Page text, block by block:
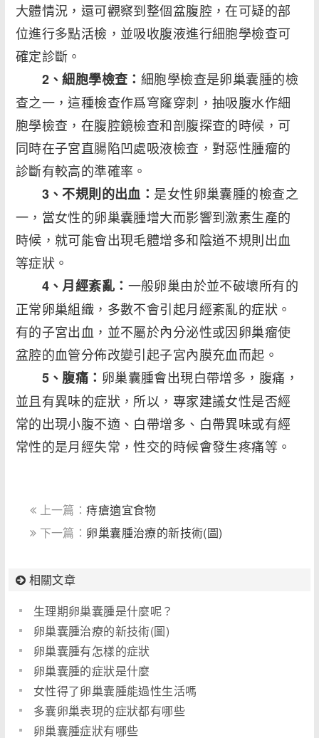
大體情況，還可觀察到整個盆腹腔，在可疑的部
位進行多點活檢，並吸收腹液進行細胞學檢查可
確定診斷。
2、細胞學檢查： 細胞學檢查是卵巢囊腫的檢
查之一，這種檢查作爲穹窿穿刺，抽吸腹水作細
胞學檢查，在腹腔鏡檢查和剖腹探查的時候，可
同時在子宮直腸陷凹處吸液檢查，對惡性腫瘤的
診斷有較高的準確率。
3、不規則的出血： 是女性卵巢囊腫的檢查之
一，當女性的卵巢囊腫增大而影響到激素生產的
時候，就可能會出現毛體增多和陰道不規則出血
等症狀。
4、月經紊亂： 一般卵巢由於並不破壞所有的
正常卵巢組織，多數不會引起月經紊亂的症狀。
有的子宮出血，並不屬於內分泌性或因卵巢瘤使
盆腔的血管分佈改變引起子宮內膜充血而起。
5、腹痛： 卵巢囊腫會出現白帶增多，腹痛，
並且有異味的症狀，所以，專家建議女性是否經
常的出現小腹不適、白帶增多、白帶異味或有經
常性的是月經失常，性交的時候會發生疼痛等。
上一篇：痔瘡適宜食物
下一篇： 卵巢囊腫治療的新技術(圖)
相關文章
生理期卵巢囊腫是什麼呢？
卵巢囊腫治療的新技術(圖)
卵巢囊腫有怎樣的症狀
卵巢囊腫的症狀是什麼
女性得了卵巢囊腫能過性生活嗎
多囊卵巢表現的症狀都有哪些
卵巢囊腫症狀有哪些